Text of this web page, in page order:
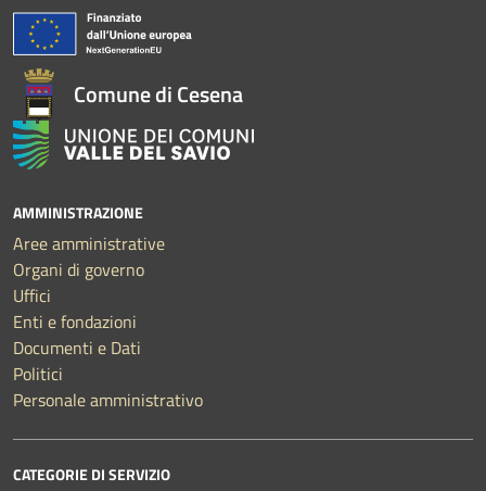
Comune di Cesena
AMMINISTRAZIONE
Aree amministrative
Organi di governo
Uffici
Enti e fondazioni
Documenti e Dati
Politici
Personale amministrativo
CATEGORIE DI SERVIZIO